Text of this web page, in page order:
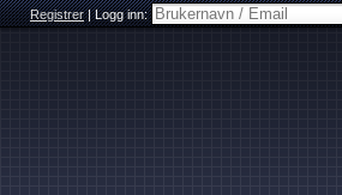
Registrer|Logg inn: